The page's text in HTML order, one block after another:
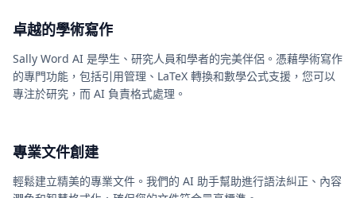
卓越的學術寫作
Sally Word AI 是學生、研究人員和學者的完美伴侶。憑藉學術寫作
的專門功能，包括引用管理、LaTeX 轉換和數學公式支援，您可以
專注於研究，而 AI 負責格式處理。
專業文件創建
輕鬆建立精美的專業文件。我們的 AI 助手幫助進行語法糾正、內容